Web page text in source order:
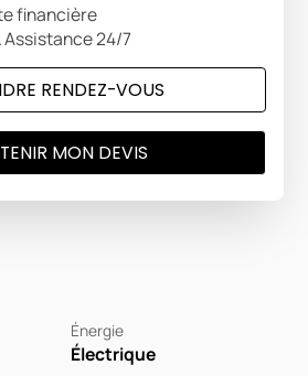
Énergie
Électrique
financière
24/7
RENDEZ-VOUS
MON DEVIS